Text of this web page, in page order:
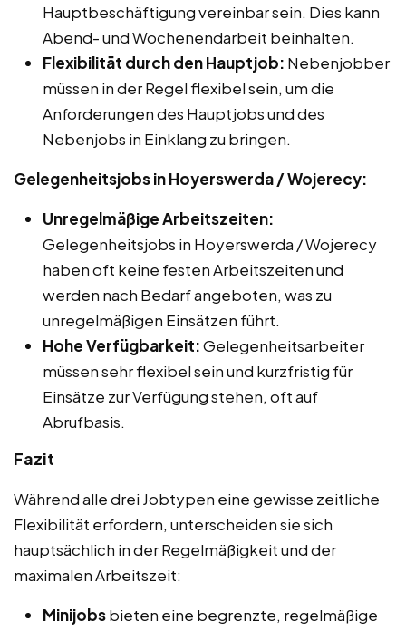
Hauptbeschäftigung vereinbar sein. Dies kann
Abend- und Wochenendarbeit beinhalten.
Flexibilität durch den Hauptjob: Nebenjobber
müssen in der Regel flexibel sein, um die
Anforderungen des Hauptjobs und des
Nebenjobs in Einklang zu bringen.
Gelegenheitsjobs in Hoyerswerda / Wojerecy:
Unregelmäßige Arbeitszeiten:
Gelegenheitsjobs in Hoyerswerda / Wojerecy
haben oft keine festen Arbeitszeiten und
werden nach Bedarf angeboten, was zu
unregelmäßigen Einsätzen führt.
Hohe Verfügbarkeit:Gelegenheitsarbeiter
müssen sehr flexibel sein und kurzfristig für
Einsätze zur Verfügung stehen, oft auf
Abrufbasis.
Fazit
Während alle drei Jobtypen eine gewisse zeitliche
Flexibilität erfordern, unterscheiden sie sich
hauptsächlich in der Regelmäßigkeit und der
maximalen Arbeitszeit:
Minijobsbieten eine begrenzte, regelmäßige